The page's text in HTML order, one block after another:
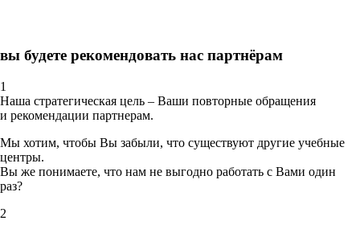
вы будете рекомендовать нас партнёрам
1
Наша стратегическая цель – Ваши повторные обращения
и рекомендации партнерам.
Мы хотим, чтобы Вы забыли, что существуют другие учебные
центры.
Вы же понимаете, что нам не выгодно работать с Вами один
раз?
2